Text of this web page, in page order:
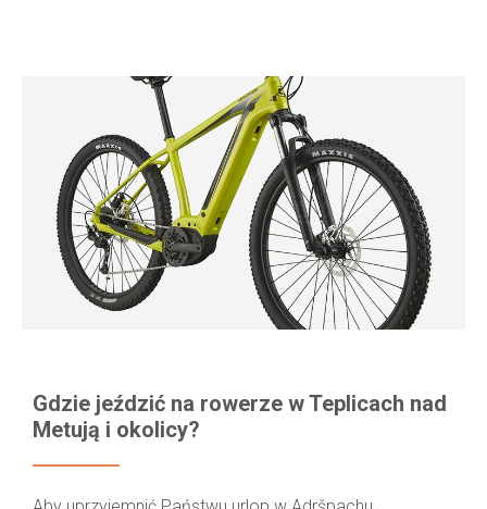
Gdzie jeździć na rowerze w Teplicach nad
Metują i okolicy?